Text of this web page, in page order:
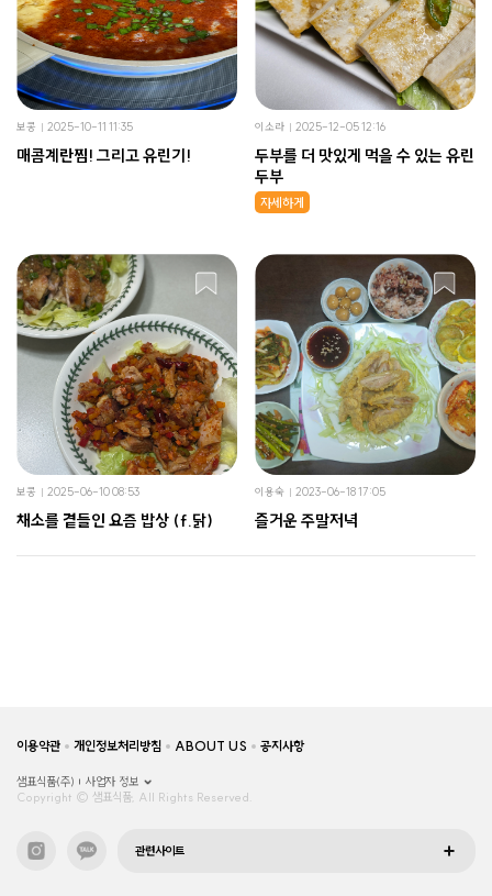
보콩 2025-10-11 11:35
매콤계란찜! 그리고 유린기!
이소라 2025-12-05 12:16
두부를 더 맛있게 먹을 수 있는 유린
두부
자세하게
보콩 2025-06-10 08:53
채소를 곁들인 요즘 밥상 (f.닭)
이용숙 2023-06-18 17:05
즐거운 주말저녁
이용약관 개인정보처리방침 ABOUT US 공지사항
샘표식품(주)
사업자 정보
Copyright © 샘표식품, All Rights Reserved.
관련사이트